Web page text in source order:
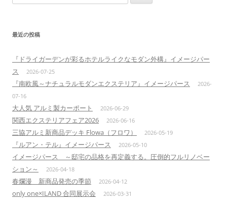
索:
最近の投稿
『ドライガーデンが彩るホテルライクなモダン外構』イメージパー
ス
2026-07-25
『南欧風～ナチュラルモダンエクステリア』イメージパース
2026-
07-16
大人気 アルミ製カーポート 2026-06-29
関西エクステリアフェア2026 2026-06-16
三協アルミ新商品デッキ Flowa（フロワ） 2026-05-19
『ルアン・テル』イメージパース 2026-05-10
イメージパース ～邸宅の品格を再定義する。圧倒的フルリノベー
ション～
2026-04-18
春爛漫 新商品発売の季節 2026-04-12
only one×ILAND 合同展示会 2026-03-31